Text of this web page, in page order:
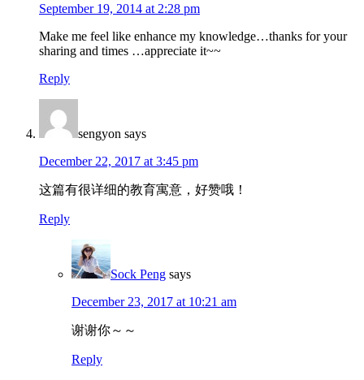
September 19, 2014 at 2:28 pm
Make me feel like enhance my knowledge…thanks for your
sharing and times …appreciate it~~
Reply
sengyon says
December 22, 2017 at 3:45 pm
这篇有很详细的教育寓意，好赞哦！
Reply
Sock Peng says
December 23, 2017 at 10:21 am
谢谢你～～
Reply